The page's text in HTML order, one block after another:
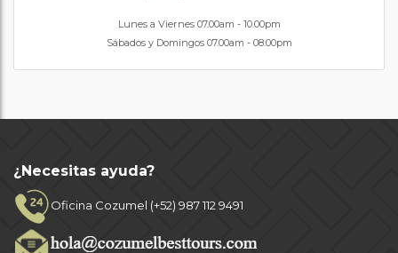
Lunes a Viernes 07.00am - 10.00pm
Sábados y Domingos 07.00am - 08.00pm
¿Necesitas ayuda?
Oficina Cozumel (+52) 987 112 9491